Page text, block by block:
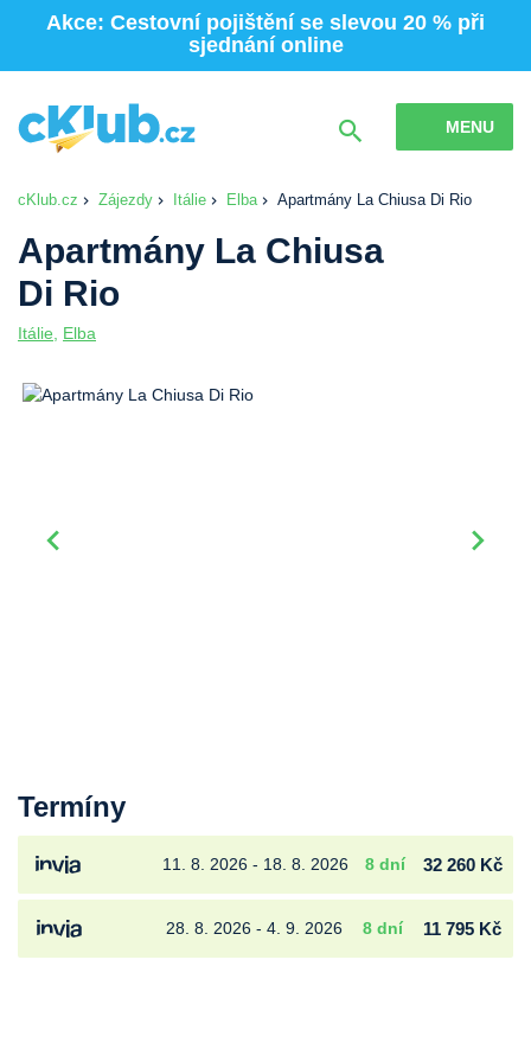
Akce: Cestovní pojištění se slevou 20 % při
sjednání online
MENU
cKlub.cz Zájezdy Itálie Elba Apartmány La Chiusa Di Rio
Apartmány La Chiusa
Di Rio
Itálie Elba
Termíny
11. 8. 2026 - 18. 8. 2026 8 dní 32 260 Kč
28. 8. 2026 - 4. 9. 2026 8 dní 11 795 Kč